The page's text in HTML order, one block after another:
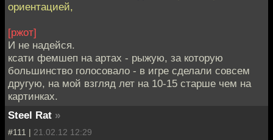
ориентацией,
[ржот]
И не надейся.
ксати фемшеп на артах - рыжую, за которую
большинство голосовало - в игре сделали совсем
другую, на мой взгляд лет на 10-15 старше чем на
картинках.
Steel Rat »
#111 | 21.02.12 12:29